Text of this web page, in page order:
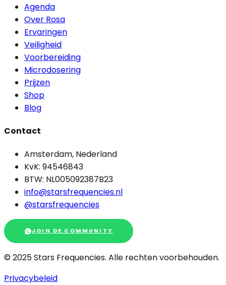
Agenda
Over Rosa
Ervaringen
Veiligheid
Voorbereiding
Microdosering
Prijzen
Shop
Blog
Contact
Amsterdam, Nederland
KvK: 94546843
BTW: NL005092387B23
info@starsfrequencies.nl
@starsfrequencies
JOIN DE COMMUNITY
© 2025 Stars Frequencies. Alle rechten voorbehouden.
Privacybeleid